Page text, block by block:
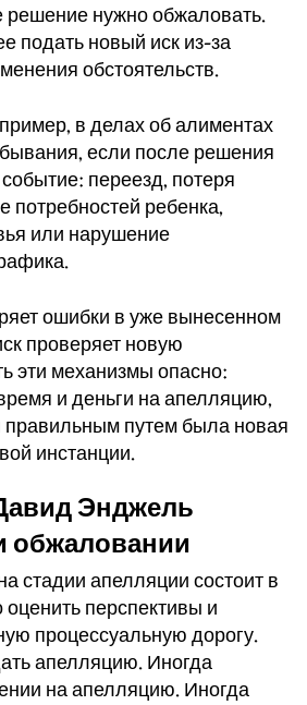
решение нужно обжаловать.
подать новый иск из-за
обстоятельств.
в делах об алиментах
если после решения
переезд, потеря
потребностей ребенка,
или нарушение
ошибки в уже вынесенном
проверяет новую
эти механизмы опасно:
и деньги на апелляцию,
правильным путем была новая
инстанции.
Энджель
обжаловании
стадии апелляции состоит в
перспективы и
процессуальную дорогу.
апелляцию. Иногда
на апелляцию. Иногда